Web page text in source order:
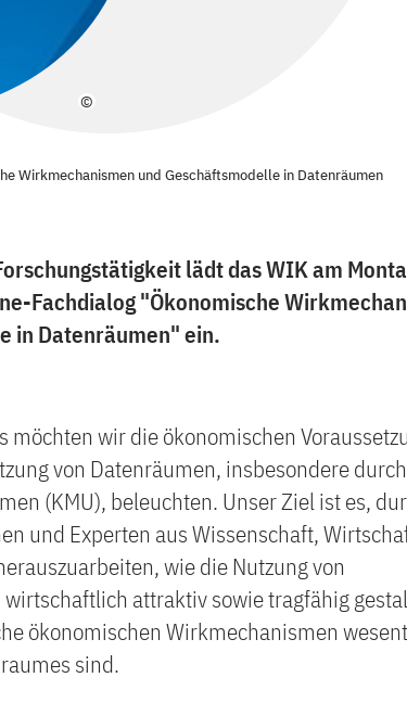
©
Wirkmechanismen und Geschäftsmodelle in Datenräumen
lädt das WIK am
Fachdialog "Ökonomische
in Datenräumen" ein.
möchten wir die ökonomischen
von Datenräumen, insbesondere
(KMU), beleuchten. Unser Ziel ist es,
und Experten aus Wissenschaft,
wie die Nutzung von
attraktiv sowie tragfähig
ökonomischen Wirkmechanismen
sind.